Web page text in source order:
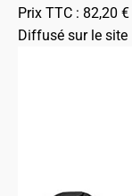
Prix TTC : 82,20 €
Diffusé sur le site